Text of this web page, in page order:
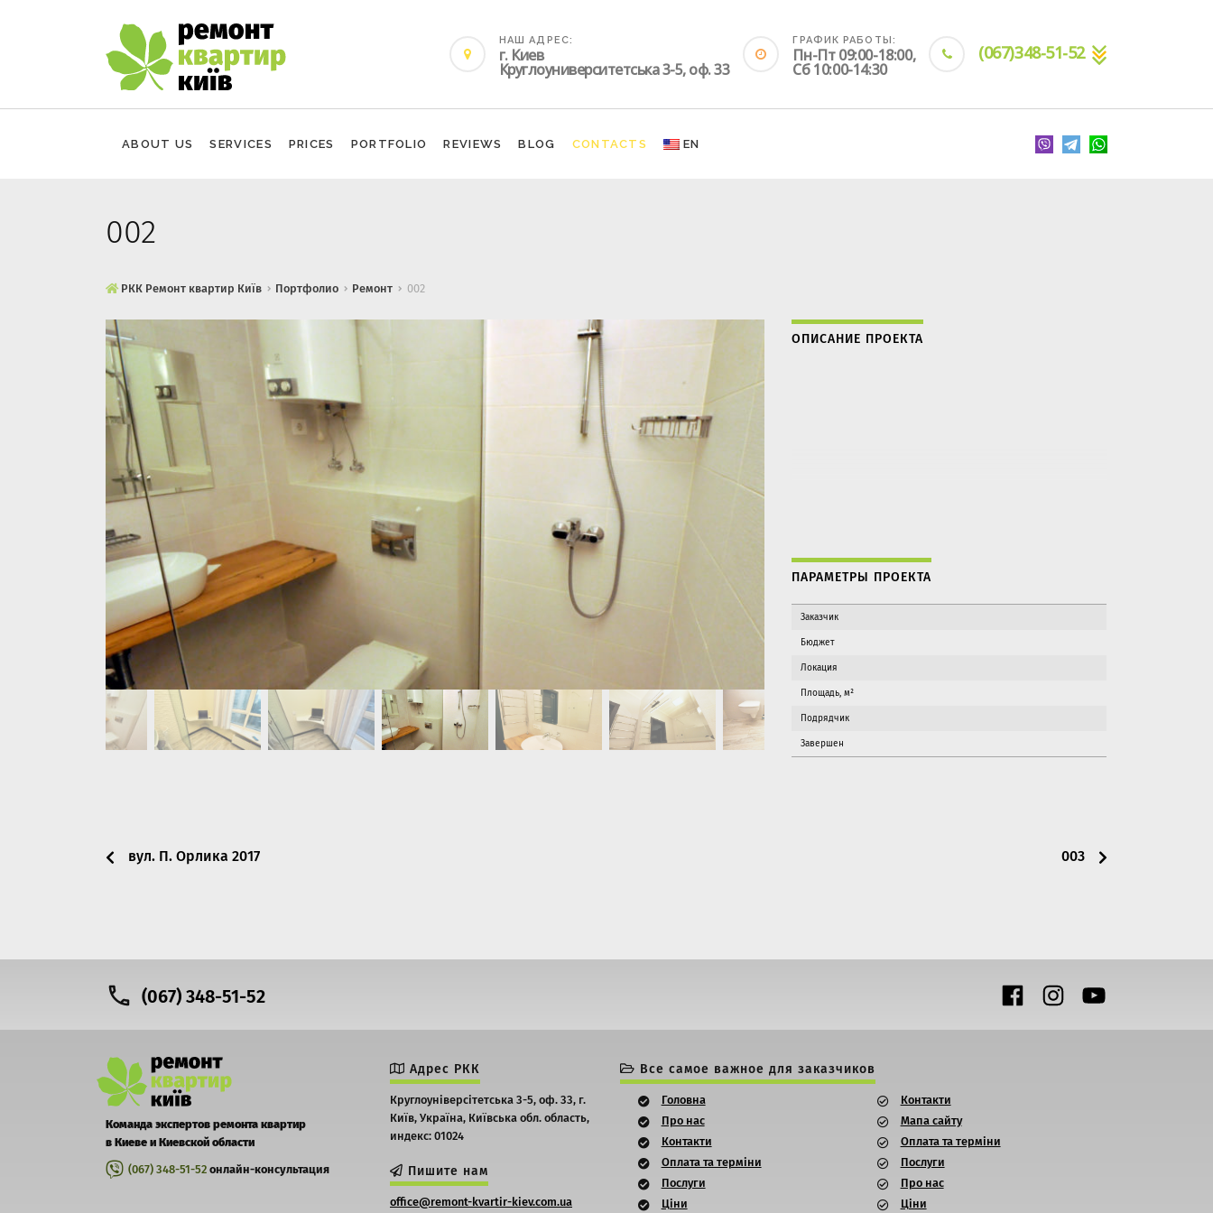
РКК Ремонт квартир Київ
Ремонт квартир Київ
НАШ АДРЕС:
г. Киев
Круглоуниверситетська 3-5, оф. 33
ГРАФИК РАБОТЫ:
Пн-Пт 09:00-18:00,
Сб 10:00-14:30
(067)348-51-52
ABOUT US SERVICES PRICES PORTFOLIO REVIEWS BLOG CONTACTS EN
002
РКК Ремонт квартир Київ Портфолио Ремонт 002
.
0
1
2
0
2
ОПИСАНИЕ ПРОЕКТА
ПАРАМЕТРЫ ПРОЕКТА
Заказчик
Бюджет
Локация
Площадь, м²
Подрядчик
Завершен
Post navigation
вул. П. Орлика 2017 003
(067) 348-51-52 Link to Facebook
Link to Instagram
Команда экспертов ремонта квартир
в Киеве и Киевской области
(067) 348-51-52 онлайн-консультация
Адрес РКК
Круглоуніверсітетська 3-5, оф. 33, г.
Київ, Україна, Київська обл. область,
индекс: 01024
Пишите нам
office@remont-kvartir-kiev.com.ua
Все самое важное для заказчиков
Головна
Про нас
Контакти
Оплата та терміни
Послуги
Ціни
Контакти
Мапа сайту
Оплата та терміни
Послуги
Про нас
Ціни